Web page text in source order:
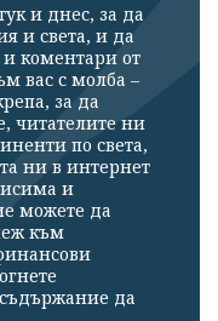
и днес, за да
и света, и да
коментари от
вас с молба –
за да
читателите ни
по света,
ни в интернет
и
можете да
към
да